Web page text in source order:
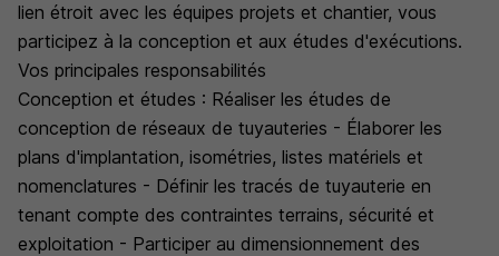
lien étroit avec les équipes projets et chantier, vous
participez à la conception et aux études d'exécutions.
Vos principales responsabilités
Conception et études : Réaliser les études de
conception de réseaux de tuyauteries - Élaborer les
plans d'implantation, isométries, listes matériels et
nomenclatures - Définir les tracés de tuyauterie en
tenant compte des contraintes terrains, sécurité et
exploitation - Participer au dimensionnement des